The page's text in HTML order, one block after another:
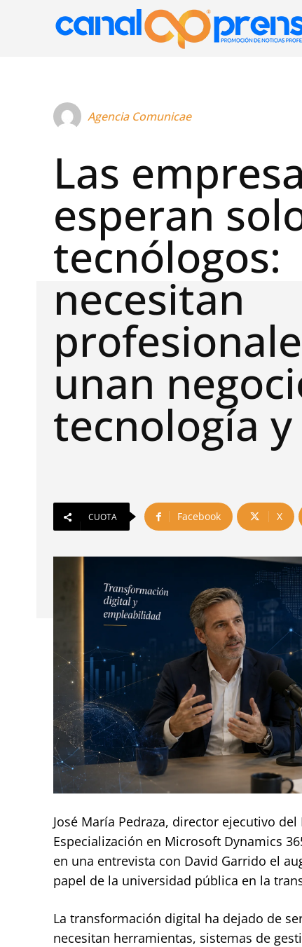
Agencia Comunicae
Las
esperan
tecnólogos:
necesitan
unan
tecnología
CUOTA Facebook X
José María Pedraza, director ejecutivo
Especialización en Microsoft Dynamics
en una entrevista con David Garrido el
papel de la universidad pública en la
La transformación digital ha dejado de
necesitan herramientas, sistemas de